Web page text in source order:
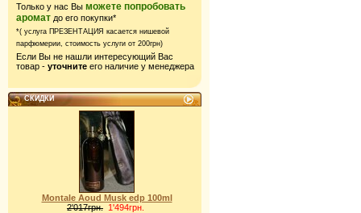
Только у нас Вы можете попробовать
аромат до его покупки*
*( услуга ПРЕЗЕНТАЦИЯ касается нишевой
парфюмерии, стоимость услуги от 200грн)
Если Вы не нашли интересующий Вас
товар - уточните его наличие у менеджера
СКИДКИ
Montale Aoud Musk edp 100ml
2'017грн. 1'494грн.